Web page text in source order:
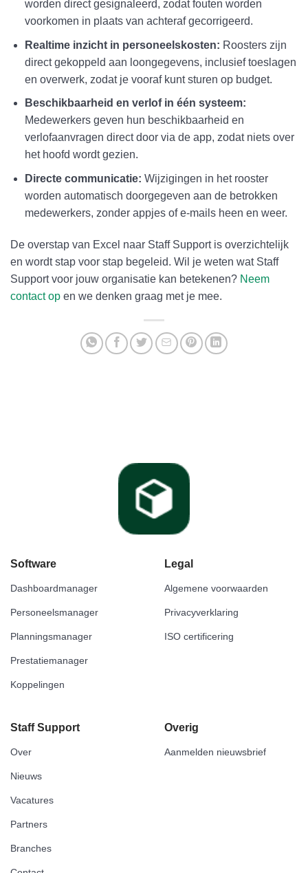
worden direct gesignaleerd, zodat fouten worden
voorkomen in plaats van achteraf gecorrigeerd.
Realtime inzicht in personeelskosten: Roosters zijn
direct gekoppeld aan loongegevens, inclusief toeslagen
en overwerk, zodat je vooraf kunt sturen op budget.
Beschikbaarheid en verlof in één systeem:
Medewerkers geven hun beschikbaarheid en
verlofaanvragen direct door via de app, zodat niets over
het hoofd wordt gezien.
Directe communicatie: Wijzigingen in het rooster
worden automatisch doorgegeven aan de betrokken
medewerkers, zonder appjes of e-mails heen en weer.
De overstap van Excel naar Staff Support is overzichtelijk
en wordt stap voor stap begeleid. Wil je weten wat Staff
Support voor jouw organisatie kan betekenen? Neem
contact op en we denken graag met je mee.
Software
Dashboardmanager
Personeelsmanager
Planningsmanager
Prestatiemanager
Koppelingen
Legal
Algemene voorwaarden
Privacyverklaring
ISO certificering
Staff Support
Over
Nieuws
Vacatures
Partners
Branches
Overig
Aanmelden nieuwsbrief